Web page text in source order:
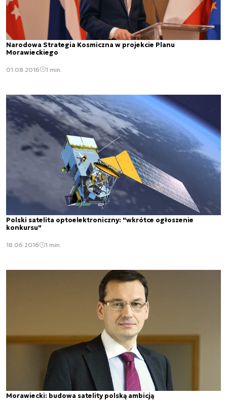
Narodowa Strategia Kosmiczna w projekcie Planu
Morawieckiego
01.08.2016 1 min.
Polski satelita optoelektroniczny: "wkrótce ogłoszenie
konkursu"
18.06.2016 1 min.
Morawiecki: budowa satelity polską ambicją